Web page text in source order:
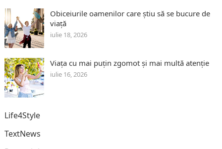
Obiceiurile oamenilor care știu să se bucure de
viață
iulie 18, 2026
Viața cu mai puțin zgomot și mai multă atenție
iulie 16, 2026
Life4Style
TextNews